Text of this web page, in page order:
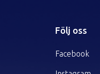
Följ oss
Facebook